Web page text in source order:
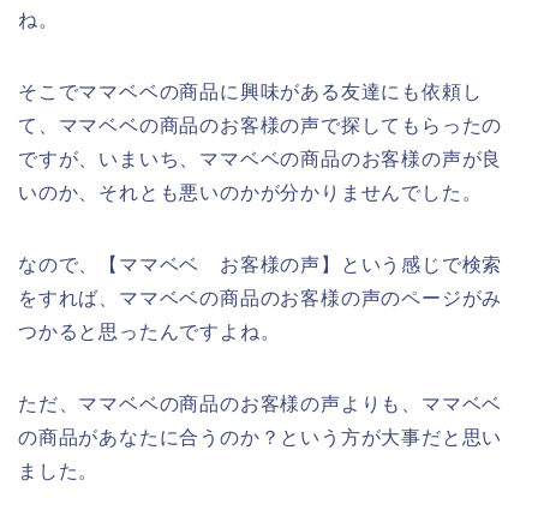
ね。
そこでママベベの商品に興味がある友達にも依頼し
て、ママベベの商品のお客様の声で探してもらったの
ですが、いまいち、ママベベの商品のお客様の声が良
いのか、それとも悪いのかが分かりませんでした。
なので、【ママベベ お客様の声】という感じで検索
をすれば、ママベベの商品のお客様の声のページがみ
つかると思ったんですよね。
ただ、ママベベの商品のお客様の声よりも、ママベベ
の商品があなたに合うのか？という方が大事だと思い
ました。